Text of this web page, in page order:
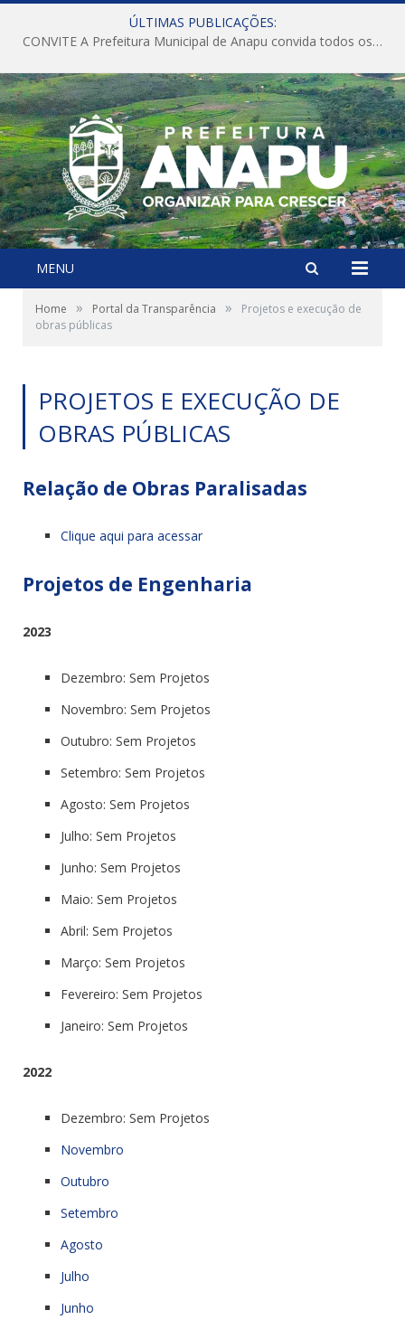
ÚLTIMAS PUBLICAÇÕES:
CONVITE A Prefeitura Municipal de Anapu convida todos os servidores públicos municipais para participarem da Audiência Pública de discussão da Lei de Diretrizes Orçamentárias (LDO), importante instrumento de planejamento das ações e investimentos da Administração Pública para o próximo exercício financeiro.
MENU
Home » Portal da Transparência »
Projetos e execução de
obras públicas
PROJETOS E EXECUÇÃO DE
OBRAS PÚBLICAS
Relação de Obras Paralisadas
Clique aqui para acessar
Projetos de Engenharia
2023
Dezembro: Sem Projetos
Novembro: Sem Projetos
Outubro: Sem Projetos
Setembro: Sem Projetos
Agosto: Sem Projetos
Julho: Sem Projetos
Junho: Sem Projetos
Maio: Sem Projetos
Abril: Sem Projetos
Março: Sem Projetos
Fevereiro: Sem Projetos
Janeiro: Sem Projetos
2022
Dezembro: Sem Projetos
Novembro
Outubro
Setembro
Agosto
Julho
Junho